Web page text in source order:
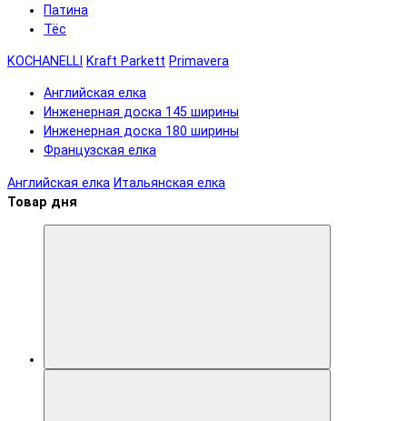
Патина
Тёс
KOCHANELLI Kraft Parkett Primavera
Английская елка
Инженерная доска 145 ширины
Инженерная доска 180 ширины
Французская елка
Английская елка Итальянская елка
Товар дня